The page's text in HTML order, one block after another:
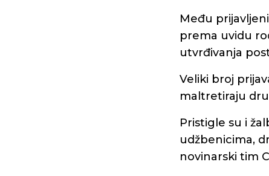
Među
prema uvidu
utvrđivanja
Veliki broj
maltretiraju
Pristigle su i
udžbenicima,
novinarski tim